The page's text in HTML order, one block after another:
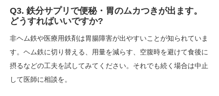
Q3. 鉄分サプリで便秘・胃のムカつきが出ます。
どうすればいいですか?
非ヘム鉄や医療用鉄剤は胃腸障害が出やすいことが知られていま
す。ヘム鉄に切り替える、用量を減らす、空腹時を避けて食後に
摂るなどの工夫を試してみてください。それでも続く場合は中止
して医師に相談を。